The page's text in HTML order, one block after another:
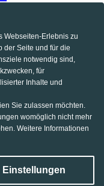
Webseiten-Erlebnis zu
der Seite und für die
notwendig sind,
für
Inhalte und
Sie zulassen möchten.
womöglich nicht mehr
Weitere Informationen
Einstellungen